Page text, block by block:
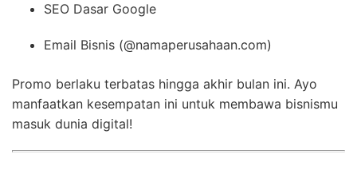
SEO Dasar Google
Email Bisnis (@namaperusahaan.com)
Promo berlaku terbatas hingga akhir bulan ini. Ayo
manfaatkan kesempatan ini untuk membawa bisnismu
masuk dunia digital!